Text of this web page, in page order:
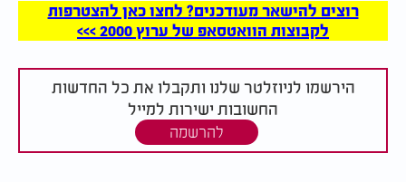
רוצים להישאר מעודכנים? לחצו כאן להצטרפות
לקבוצות הוואטסאפ של ערוץ 2000 >>>
הירשמו לניוזלטר שלנו ותקבלו את כל החדשות
החשובות ישירות למייל
להרשמה